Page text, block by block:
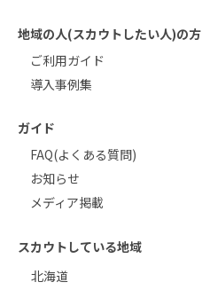
地域の人(スカウトしたい人)の方
ご利用ガイド
導入事例集
ガイド
FAQ(よくある質問)
お知らせ
メディア掲載
スカウトしている地域
北海道